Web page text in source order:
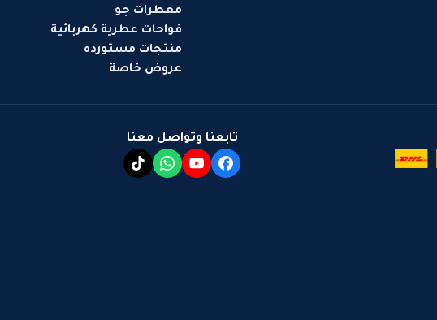
معطرات جو
فواحات عطرية كهربائية
منتجات مستورده
عروض خاصة
تابعنا وتواصل معنا